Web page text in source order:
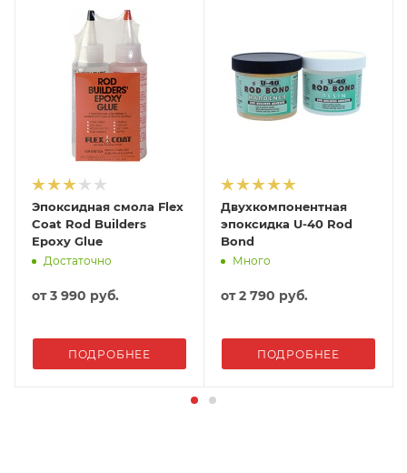
отверстия 10мм)
Эпоксидная смола Flex
Coat Rod Builders
Epoxy Glue
Достаточно
от3 990 руб.
ПОДРОБНЕЕ
Двухкомпонентная
эпоксидка U-40 Rod
Bond
Много
от2 790 руб.
ПОДРОБНЕЕ